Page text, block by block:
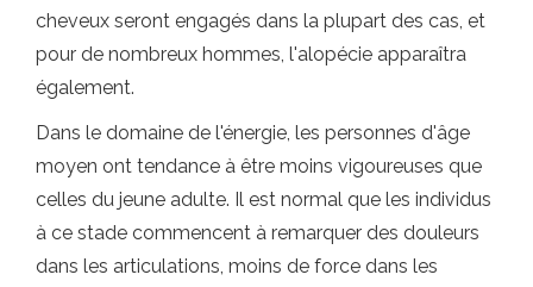
cheveux seront engagés dans la plupart des cas, et
pour de nombreux hommes, l'alopécie apparaîtra
également.
Dans le domaine de l'énergie, les personnes d'âge
moyen ont tendance à être moins vigoureuses que
celles du jeune adulte. Il est normal que les individus
à ce stade commencent à remarquer des douleurs
dans les articulations, moins de force dans les